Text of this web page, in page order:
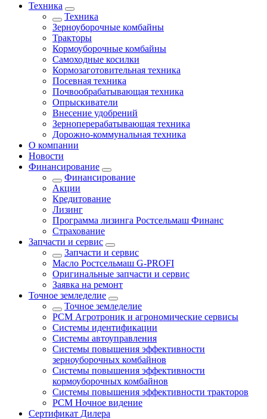
Техника
Техника
Зерноуборочные комбайны
Тракторы
Кормоуборочные комбайны
Самоходные косилки
Кормозаготовительная техника
Посевная техника
Почвообрабатывающая техника
Опрыскиватели
Внесение удобрений
Зерноперерабатывающая техника
Дорожно-коммунальная техника
О компании
Новости
Финансирование
Финансирование
Акции
Кредитование
Лизинг
Программа лизинга Ростсельмаш Финанс
Страхование
Запчасти и сервис
Запчасти и сервис
Масло Ростсельмаш G-PROFI
Оригинальные запчасти и сервис
Заявка на ремонт
Точное земледелие
Точное земледелие
РСМ Агротроник и агрономические сервисы
Системы идентификации
Системы автоуправления
Системы повышения эффективности
зерноуборочных комбайнов
Системы повышения эффективности
кормоуборочных комбайнов
Системы повышения эффективности тракторов
РСМ Ночное видение
Сертификат Дилера